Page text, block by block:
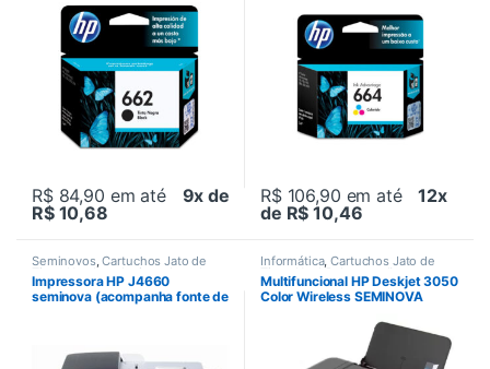
R$ 84,90 em até 9x de
R$ 10,68
R$ 106,90 em até12x
de R$ 10,46
Seminovos,Cartuchos Jato de
Tinta Jato de tinta
tinta,Multifucionais,
Multifucionais
Impressora HP J4660
seminova (acompanha fonte de
Informática,Cartuchos Jato de
Tinta, HP Impressão
Impressão,Impressoras,
Multifucionais,Multifucionais
Multifuncional HP Deskjet 3050
Color Wireless SEMINOVA